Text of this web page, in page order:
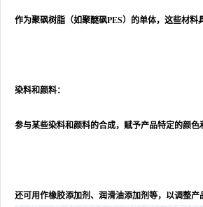
作为聚砜树脂（如聚醚砜PES）的单体，这些材
染料和颜料：
参与某些染料和颜料的合成，赋予产品特定的颜色
还可用作橡胶添加剂、润滑油添加剂等，以调整产